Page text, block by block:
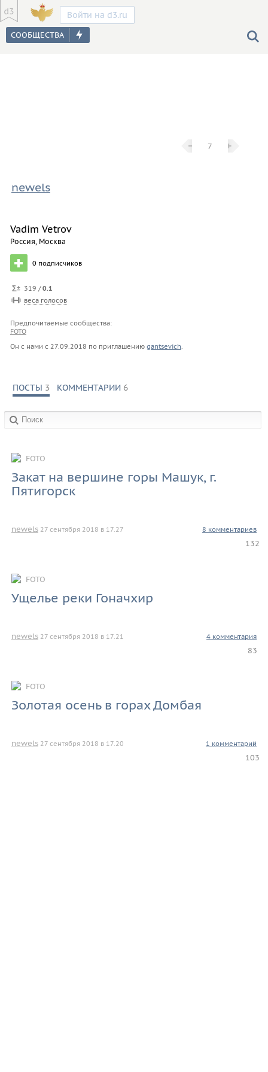
Войти на d3.ru
− 7 +
newels
Vadim Vetrov
Россия, Москва
0 подписчиков
319 /0.1
веса голосов
Предпочитаемые сообщества:
FOTO
Он с нами с 27.09.2018 по приглашению gantsevich.
ПОСТЫ 3 КОММЕНТАРИИ 6
FOTO
Закат на вершине горы Машук, г.
Пятигорск
newels 27 сентября 2018 в 17.27 8 комментариев
132
FOTO
Ущелье реки Гоначхир
newels 27 сентября 2018 в 17.21 4 комментария
83
FOTO
Золотая осень в горах Домбая
newels 27 сентября 2018 в 17.20 1 комментарий
103